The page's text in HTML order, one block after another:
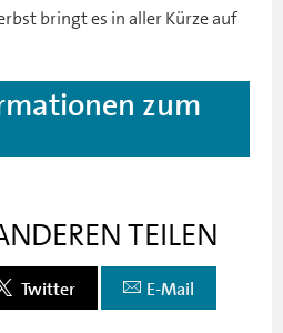
bringt es in aller Kürze auf
zum
TEILEN
Twitter E-Mail